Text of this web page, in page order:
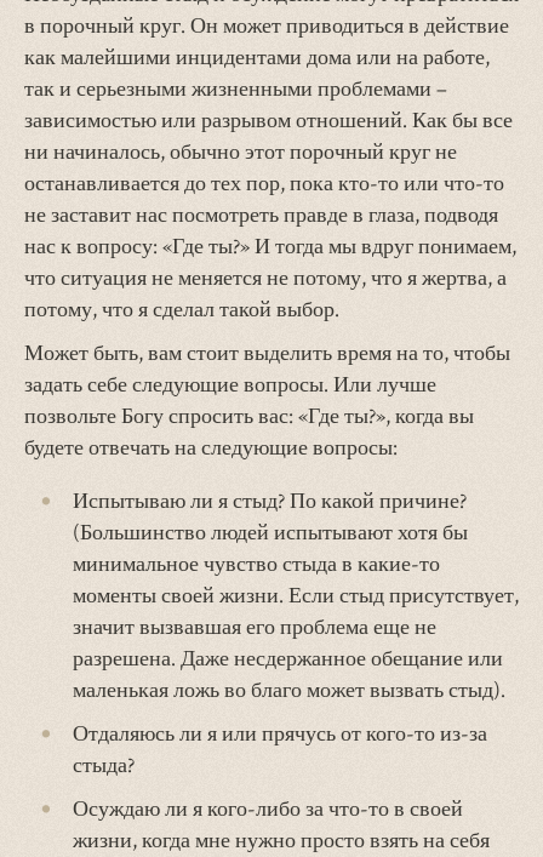
в порочный круг. Он может приводиться в действие
как малейшими инцидентами дома или на работе,
так и серьезными жизненными проблемами –
зависимостью или разрывом отношений. Как бы все
ни начиналось, обычно этот порочный круг не
останавливается до тех пор, пока кто-то или что-то
не заставит нас посмотреть правде в глаза, подводя
нас к вопросу: «Где ты?» И тогда мы вдруг понимаем,
что ситуация не меняется не потому, что я жертва, а
потому, что я сделал такой выбор.
Может быть, вам стоит выделить время на то, чтобы
задать себе следующие вопросы. Или лучше
позвольте Богу спросить вас: «Где ты?», когда вы
будете отвечать на следующие вопросы:
Испытываю ли я стыд? По какой причине?
(Большинство людей испытывают хотя бы
минимальное чувство стыда в какие-то
моменты своей жизни. Если стыд присутствует,
значит вызвавшая его проблема еще не
разрешена. Даже несдержанное обещание или
маленькая ложь во благо может вызвать стыд).
Отдаляюсь ли я или прячусь от кого-то из-за
стыда?
Осуждаю ли я кого-либо за что-то в своей
жизни, когда мне нужно просто взять на себя